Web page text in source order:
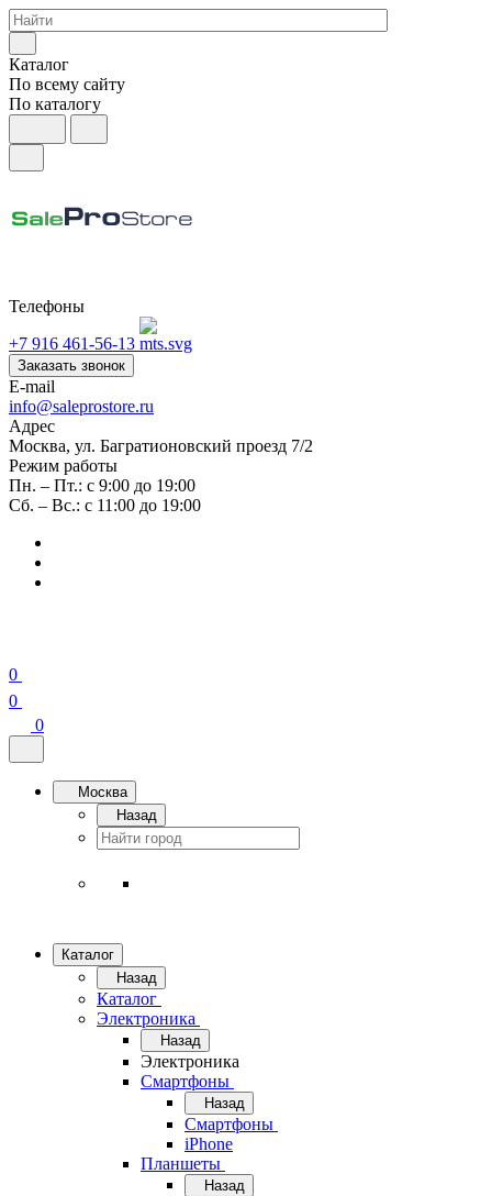
Каталог
По всему сайту
По каталогу
Телефоны
+7 916 461-56-13
Заказать звонок
E-mail
info@saleprostore.ru
Адрес
Москва, ул. Багратионовский проезд 7/2
Режим работы
Пн. – Пт.: с 9:00 до 19:00
Сб. – Вс.: с 11:00 до 19:00
0
0
0
Москва
Назад
Каталог
Назад
Каталог
Электроника
Назад
Электроника
Смартфоны
Назад
Смартфоны
iPhone
Планшеты
Назад